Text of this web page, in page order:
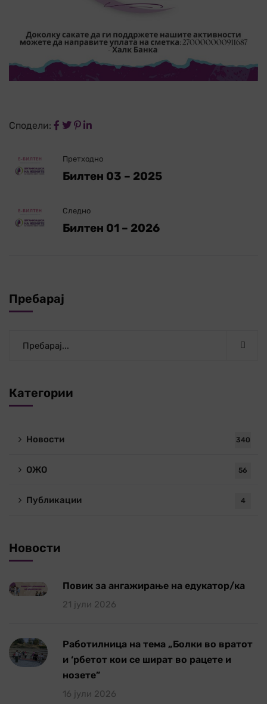
Сподели:
Претходно
Билтен 03 – 2025
Следно
Билтен 01 – 2026
Пребарај
Категории
Новости 340
ОЖО 56
Публикации 4
Новости
Повик за ангажирање на едукатор/ка
21 јули 2026
Работилница на тема „Болки во вратот
и ‘рбетот кои се шират во рацете и
нозете”
16 јули 2026